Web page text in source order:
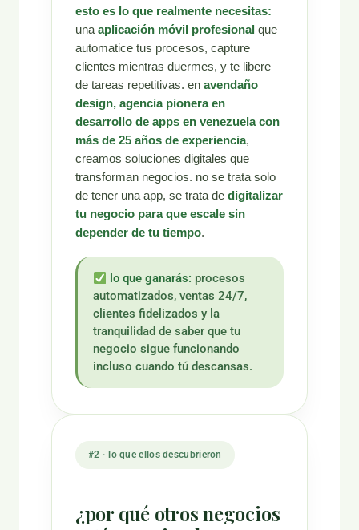
esto es lo que realmente necesitas:
una aplicación móvil profesionalque
automatice tus procesos, capture
clientes mientras duermes, y te libere
de tareas repetitivas. en avendaño
design, agencia pionera en
desarrollo de apps en venezuela con
más de 25 años de experiencia,
creamos soluciones digitales que
transforman negocios. no se trata solo
de tener una app, se trata de digitalizar
tu negocio para que escale sin
depender de tu tiempo.
lo que ganarás: procesos
automatizados, ventas 24/7,
clientes fidelizados y la
tranquilidad de saber que tu
negocio sigue funcionando
incluso cuando tú descansas.
#2 · lo que ellos descubrieron
¿por qué otros negocios